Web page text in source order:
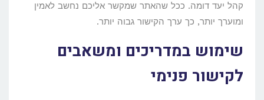
קהל יעד דומה. ככל שהאתר שמקשר אליכם נחשב לאמין
ומוערך יותר, כך ערך הקישור גבוה יותר.
שימוש במדריכים ומשאבים
לקישור פנימי